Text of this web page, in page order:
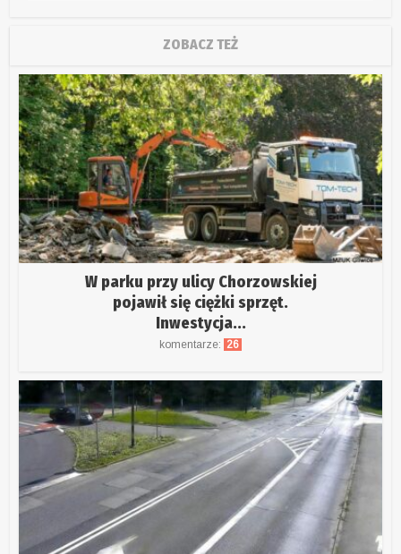
ZOBACZ TEŻ
W parku przy ulicy Chorzowskiej
pojawił się ciężki sprzęt.
Inwestycja...
komentarze: 26